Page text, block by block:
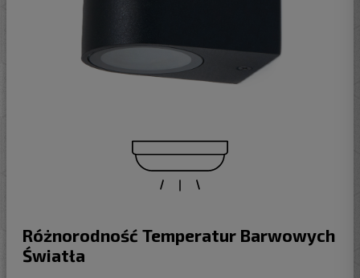
Różnorodność Temperatur Barwowych
Światła